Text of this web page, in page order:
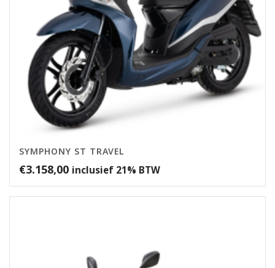
SYMPHONY ST TRAVEL
€3.158,00 inclusief 21% BTW